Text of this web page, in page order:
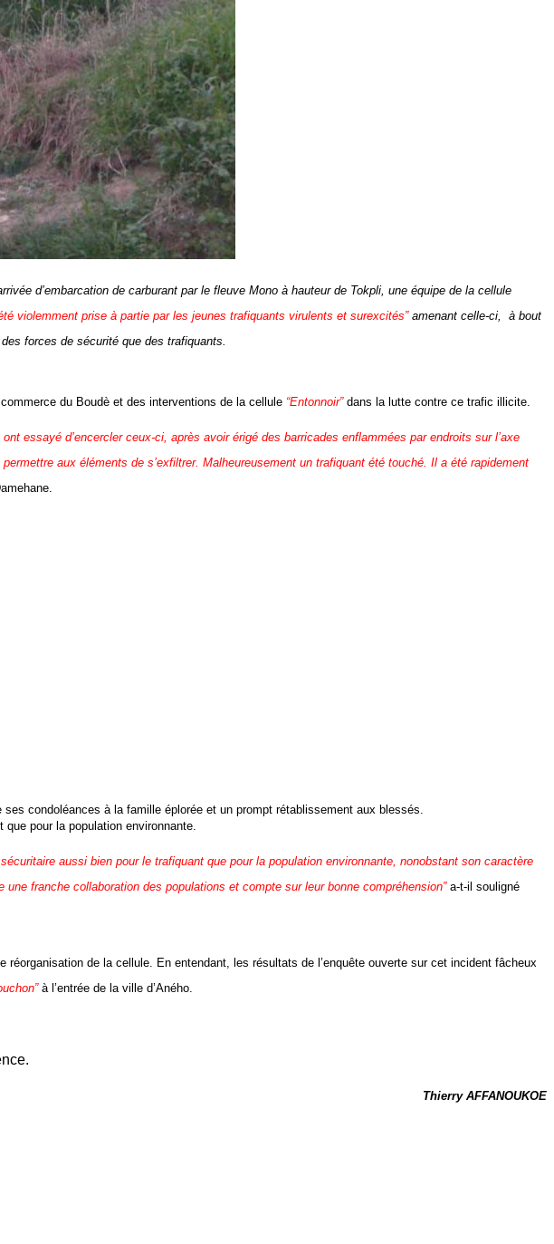
d’embarcation de carburant par le fleuve Mono à hauteur de Tokpli, une équipe de la cellule
été violemment prise à partie par les jeunes trafiquants virulents et surexcités”amenant celle-ci,
à bout
forces de sécurité que des trafiquants.
du Boudè et des interventions de la cellule “Entonnoir” dans la lutte contre ce trafic illicite.
essayé d’encercler ceux-ci, après avoir érigé des barricades enflammées par endroits sur l’axe
aux éléments de s’exfiltrer. Malheureusement un trafiquant été touché. Il a été rapidement
condoléances à la famille éplorée et un prompt rétablissement aux blessés.
pour la population environnante.
aussi bien pour le trafiquant que pour la population environnante, nonobstant son caractère
franche collaboration des populations et compte sur leur bonne compréhension”a-t-il souligné
réorganisation de la cellule. En entendant, les résultats de l’enquête ouverte sur cet incident fâcheux
à l’entrée de la ville d’Aného.
Thierry AFFANOUKOE